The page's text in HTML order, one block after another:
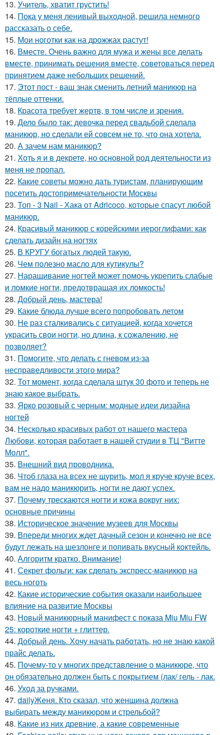
13. Учитель, хватит грустить!
14. Пока у меня ленивый выходной, решила немного
рассказать о себе.
15. Мои ноготки как на дрожжах растут!
16. Вместе. Очень важно для мужа и жены все делать
вместе, принимать решения вместе, советоваться перед
принятием даже небольших решений.
17. Этот пост - ваш знак сменить летний маникюр на
тёплые оттенки.
18. Красота требует жертв, в том числе и зрения.
19. Дело было так: девочка перед свадьбой сделала
маникюр, но сделали ей совсем не то, что она хотела.
20. А зачем нам маникюр?
21. Хоть я и в декрете, но основной род деятельности из
меня не пропал.
22. Какие советы можно дать туристам, планирующим
посетить достопримечательности Москвы
23. Топ - 3 Nail - Хака от Adricoco, которые спасут любой
маникюр.
24. Красивый маникюр с корейскими иероглифами: как
сделать дизайн на ногтях
25. В КРУГУ богатых людей такую.
26. Чем полезно масло для кутикулы?
27. Наращивание ногтей может помочь укрепить слабые
и ломкие ногти, предотвращая их ломкость!
28. Добрый день, мастера!
29. Какие блюда лучше всего попробовать летом
30. Не раз сталкивались с ситуацией, когда хочется
украсить свои ногти, но длина, к сожалению, не
позволяет?
31. Помогите, что делать с гневом из-за
несправедливости этого мира?
32. Тот момент, когда сделала штук 30 фото и теперь не
знаю какое выбрать.
33. Ярко розовый с черным: модные идеи дизайна
ногтей
34. Несколько красивых работ от нашего мастера
Любови, которая работает в нашей студии в ТЦ "Витте
Молл".
35. Внешний вид проводника.
36. Чтоб глаза на всех не щурить, мол я круче круче всех,
вам не надо маникюрить, ногти не дают успех.
37. Почему трескаются ногти и кожа вокруг них:
основные причины
38. Историческое значение музеев для Москвы
39. Впереди многих ждет дачный сезон и конечно не все
будут лежать на шезлонге и попивать вкусный коктейль.
40. Алгоритм кратко. Внимание!
41. Секрет фольги: как сделать экспресс-маникюр на
весь ноготь
42. Какие исторические события оказали наибольшее
влияние на развитие Москвы
43. Новый маникюрный манифест с показа Miu Miu FW
25: короткие ногти + глиттер.
44. Добрый день. Хочу начать работать, но не знаю какой
прайс делать.
45. Почему-то у многих представление о маникюре, что
он обязательно должен быть с покрытием (лак/ гель - лак.
46. Уход за ручками.
47. dailyЖеня. Кто сказал, что женщина должна
выбирать между маникюром и стрельбой?
48. Какие из них древние, а какие современные